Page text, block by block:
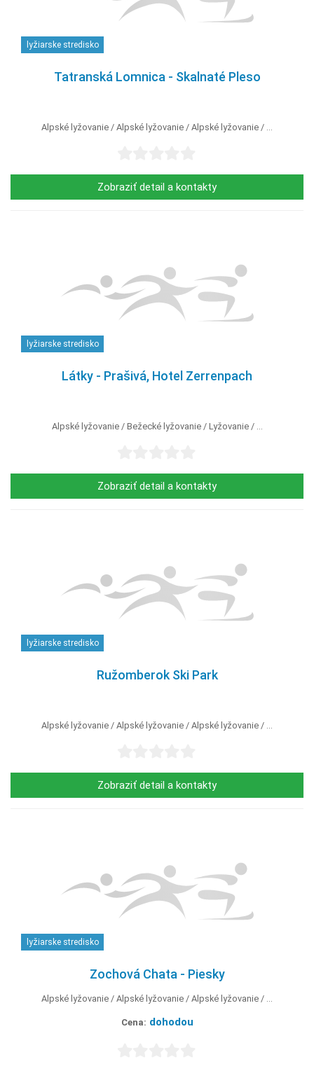
lyžiarske stredisko
Tatranská Lomnica - Skalnaté Pleso
Alpské lyžovanie Alpské lyžovanie Alpské lyžovanie ...
Zobraziť detail a kontakty
lyžiarske stredisko
Látky - Prašivá, Hotel Zerrenpach
Alpské lyžovanie Bežecké lyžovanie Lyžovanie ...
Zobraziť detail a kontakty
lyžiarske stredisko
Ružomberok Ski Park
Alpské lyžovanie Alpské lyžovanie Alpské lyžovanie ...
Zobraziť detail a kontakty
lyžiarske stredisko
Zochová Chata - Piesky
Alpské lyžovanie Alpské lyžovanie Alpské lyžovanie ...
Cena: dohodou